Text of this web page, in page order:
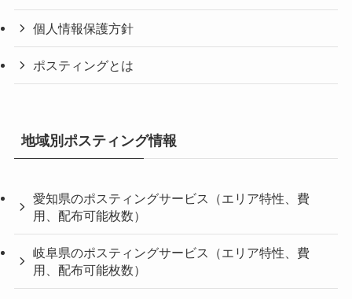
個人情報保護方針
ポスティングとは
地域別ポスティング情報
愛知県のポスティングサービス（エリア特性、費
用、配布可能枚数）
岐阜県のポスティングサービス（エリア特性、費
用、配布可能枚数）